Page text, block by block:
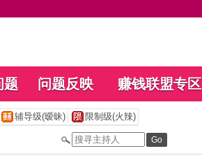
题 问题反映 赚钱联盟专区
辅导级(暧昧) 限制级(火辣)